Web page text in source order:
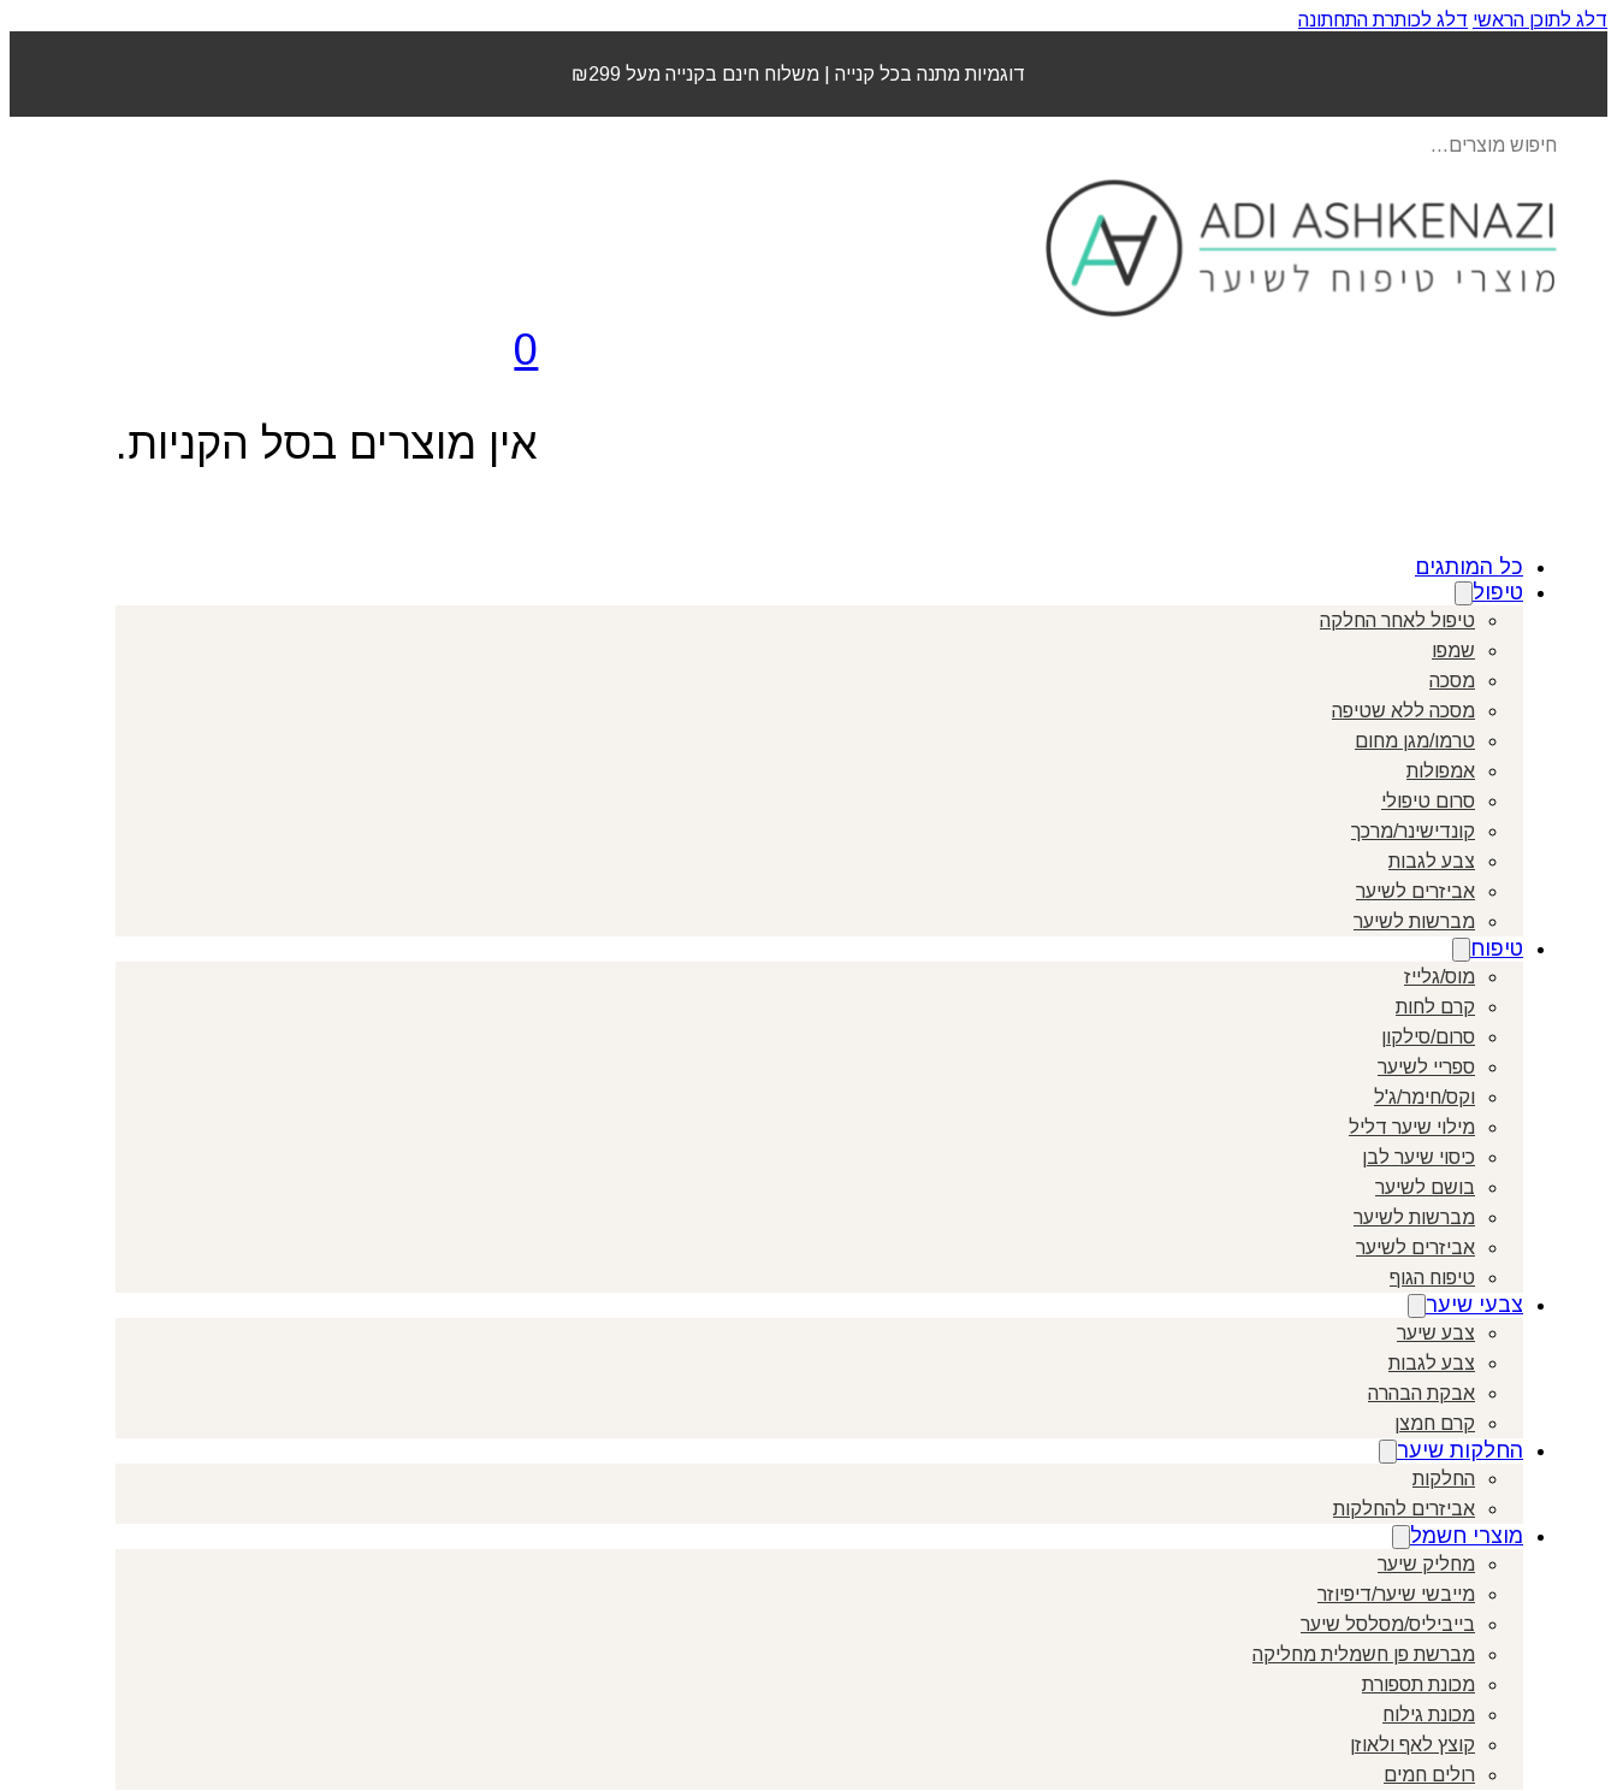
דלג לתוכן הראשי דלג לכותרת התחתונה
דוגמיות מתנה בכל קנייה | משלוח חינם בקנייה מעל ₪299
search
0
אין מוצרים בסל הקניות.
כל המותגים
טיפול
טיפול לאחר החלקה
שמפו
מסכה
מסכה ללא שטיפה
טרמו/מגן מחום
אמפולות
סרום טיפולי
קונדישינר/מרכך
צבע לגבות
אביזרים לשיער
מברשות לשיער
טיפוח
מוס/גלייז
קרם לחות
סרום/סילקון
ספריי לשיער
וקס/חימר/ג'ל
מילוי שיער דליל
כיסוי שיער לבן
בושם לשיער
מברשות לשיער
אביזרים לשיער
טיפוח הגוף
צבעי שיער
צבע שיער
צבע לגבות
אבקת הבהרה
קרם חמצן
החלקות שיער
החלקות
אביזרים להחלקות
מוצרי חשמל
מחליק שיער
מייבשי שיער/דיפיוזר
בייביליס/מסלסל שיער
מברשת פן חשמלית מחליקה
מכונת תספורת
מכונת גילוח
קוצץ לאף ולאוזן
רולים חמים